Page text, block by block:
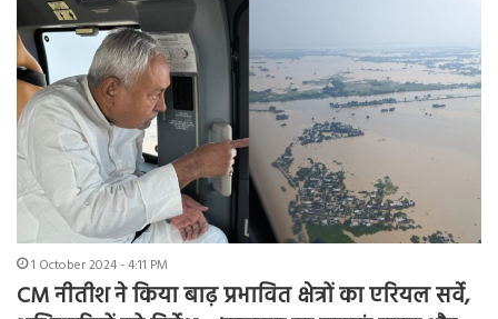
1 October 2024 - 4:11 PM
CM नीतीश ने किया बाढ़ प्रभावित क्षेत्रों का एरियल सर्वे,